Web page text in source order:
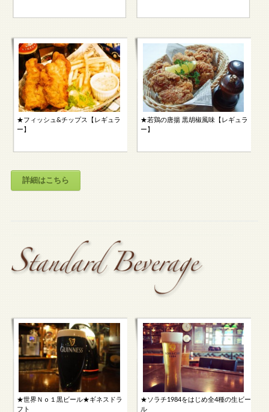
★フィッシュ&チップス【レギュラ
ー】
★若鶏の唐揚 黒胡椒風味【レギュラ
ー】
詳細はこちら
★世界Ｎｏ１黒ビール★ギネスドラ
フト
★ソラチ1984をはじめ全4種の生ビー
ル